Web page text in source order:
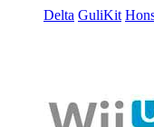
Delta GuliKit